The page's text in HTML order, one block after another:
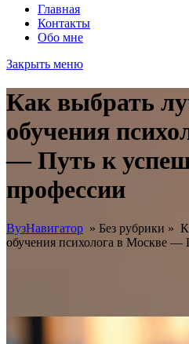
Главная
Контакты
Обо мне
Закрыть меню
Как выбрать
обучения
— Путь к
профессии
ВузНавигатор » Без рубрики »
обучения психолога в Москве —